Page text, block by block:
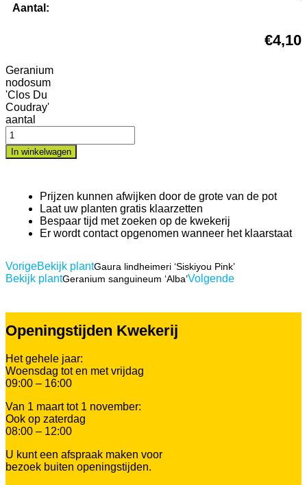
Aantal:
€4,10
Geranium
nodosum
'Clos Du
Coudray'
aantal
In winkelwagen
Prijzen kunnen afwijken door de grote van de pot
Laat uw planten gratis klaarzetten
Bespaar tijd met zoeken op de kwekerij
Er wordt contact opgenomen wanneer het klaarstaat
VorigeBekijk plantGaura lindheimeri ‘Siskiyou Pink’
Bekijk plantGeranium sanguineum ‘Alba’Volgende
Openingstijden Kwekerij
Het gehele jaar:
Woensdag tot en met vrijdag
09:00 – 16:00
Van 1 maart tot 1 november:
Ook op zaterdag
08:00 – 12:00
U kunt een afspraak maken voor
bezoek buiten openingstijden.